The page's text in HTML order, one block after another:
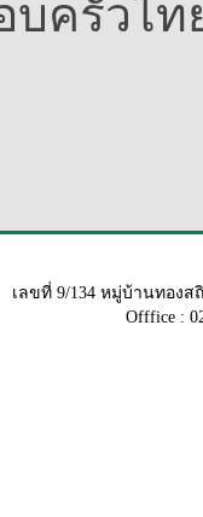
บครัวไท
เลขที่ 9/134 หมู่บ้านทอง
Offfice :